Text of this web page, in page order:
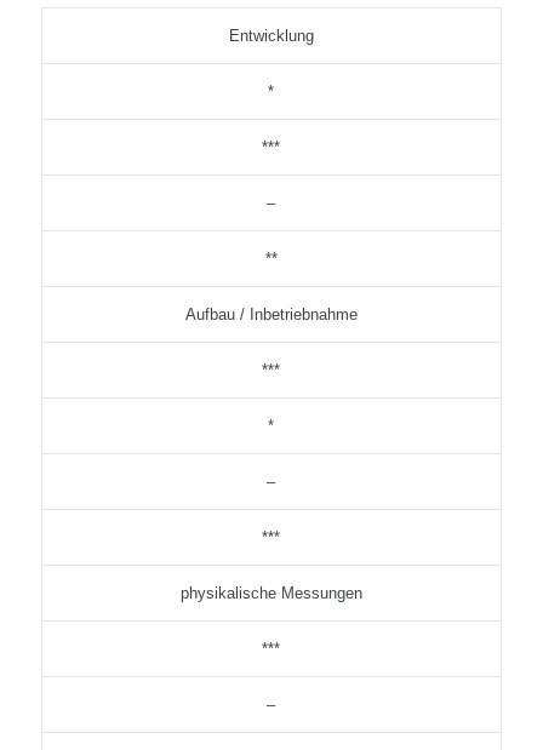
Entwicklung
*
***
–
**
Aufbau / Inbetriebnahme
***
*
–
***
physikalische Messungen
***
–